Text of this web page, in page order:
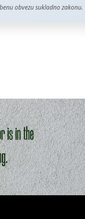
obvezu sukladno zakonu.